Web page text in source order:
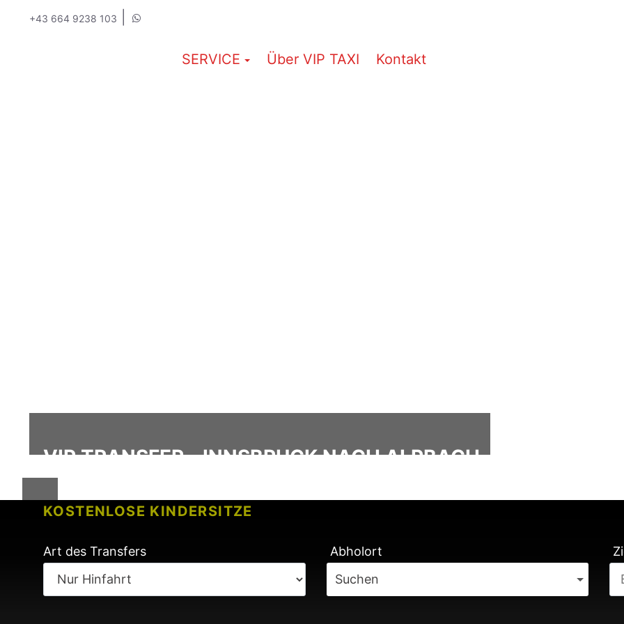
+43 664 9238 103
SERVICE Über VIP TAXI Kontakt
KOSTENLOSE KINDERSITZE
KEINE GEBÜHREN BEI FLUGVERSPÄTUNG
Art des Transfers
Abholort
Suchen
VIP TRANSFER - INNSBRUCK NACH ALPBACH